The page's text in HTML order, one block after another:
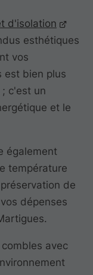
d'isolation
esthétiques
vos
est bien plus
c'est un
et le
également
température
de
dépenses
avec